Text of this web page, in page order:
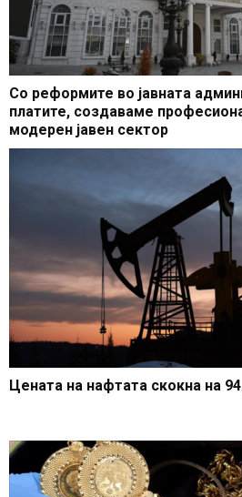
Со реформите во јавната
платите, создаваме
модерен јавен сектор
Цената на нафтата скокна на